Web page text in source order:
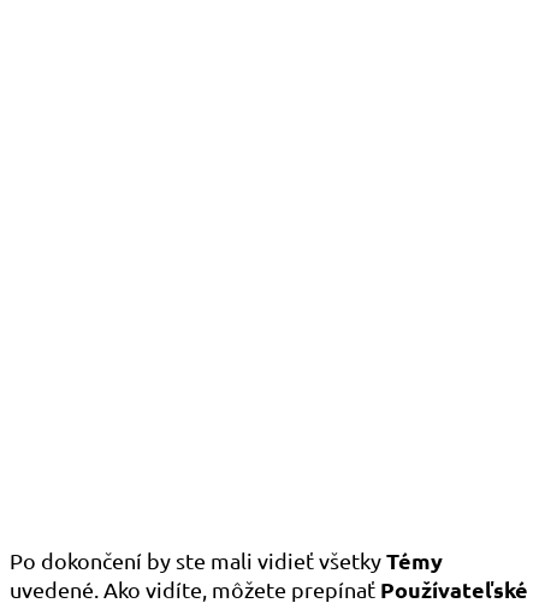
Po dokončení by ste mali vidieť všetkyTémy
uvedené. Ako vidíte, môžete prepínať Používateľské